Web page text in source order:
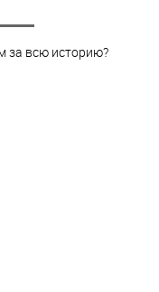
за всю историю?